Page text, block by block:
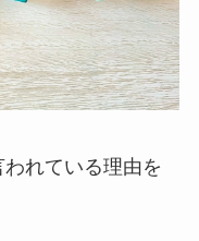
れている理由を